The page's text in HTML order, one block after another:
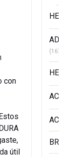
con
útil